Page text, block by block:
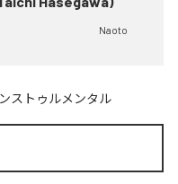
Naoto
ストゥルメンタル